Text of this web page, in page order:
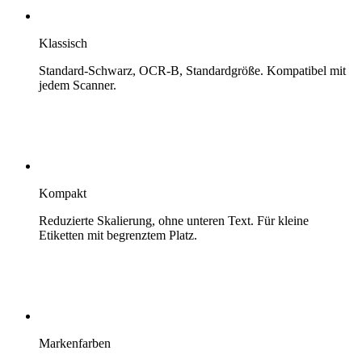
Klassisch
Standard-Schwarz, OCR-B, Standardgröße. Kompatibel mit
jedem Scanner.
Kompakt
Reduzierte Skalierung, ohne unteren Text. Für kleine
Etiketten mit begrenztem Platz.
Markenfarben